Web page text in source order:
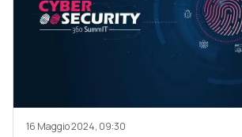
16 Maggio 2024, 09:30